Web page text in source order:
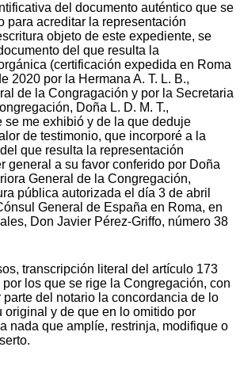
del documento auténtico que se
para acreditar la representación
objeto de este expediente, se
del que resulta la
(certificación expedida en Roma
2020 por la Hermana A. T. L. B.,
de la Congragación y por la Secretaria
Doña L. D. M. T.,
se me exhibió y de la que deduje
de testimonio, que incorporé a la
que resulta la representación
general a su favor conferido por Doña
General de la Congregación,
pública autorizada el día 3 de abril
General de España en Roma, en
Don Javier Pérez-Griffo, número 38
transcripción literal del artículo 173
los que se rige la Congregación, con
parte del notario la concordancia de lo
original y de que en lo omitido por
nada que amplíe, restrinja, modifique o